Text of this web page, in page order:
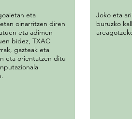
eta
oinarritzen diren
eta adimen
bidez, TXAC
gazteak eta
eta orientatzen ditu
Joko eta
buruzko